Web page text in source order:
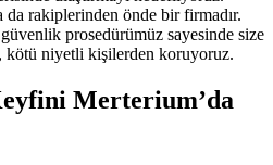
rakiplerinden önde bir firmadır.
prosedürümüz sayesinde size
niyetli kişilerden koruyoruz.
Merterium’da